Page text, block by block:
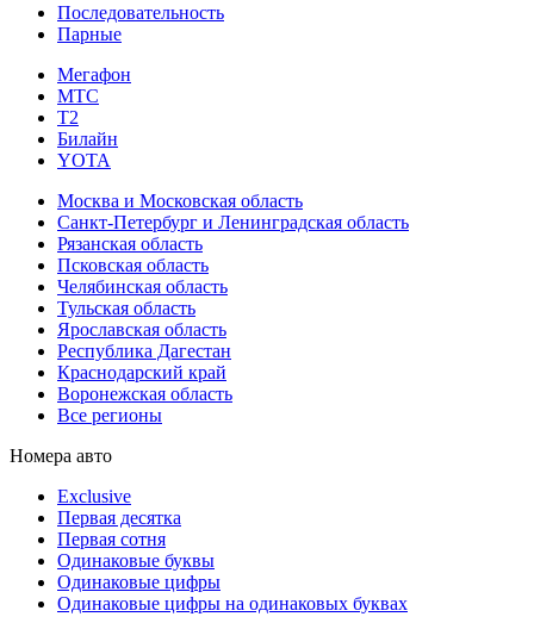
Последовательность
Парные
Мегафон
МТС
Т2
Билайн
YOTA
Москва и Московская область
Санкт-Петербург и Ленинградская область
Рязанская область
Псковская область
Челябинская область
Тульская область
Ярославская область
Республика Дагестан
Краснодарский край
Воронежская область
Все регионы
Номера авто
Exclusive
Первая десятка
Первая сотня
Одинаковые буквы
Одинаковые цифры
Одинаковые цифры на одинаковых буквах